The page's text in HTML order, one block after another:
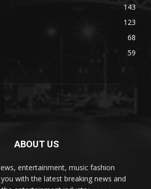
143
123
68
59
ABOUT US
entertainment, music fashion
with the latest breaking news and